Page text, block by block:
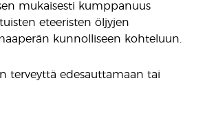
mukaisesti kumppanuus
eteeristen öljyjen
kunnolliseen kohteluun.
terveyttä edesauttamaan tai